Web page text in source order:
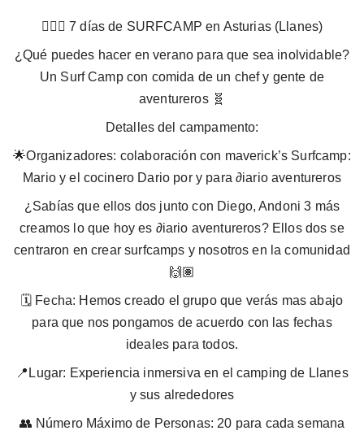
🏄🏽‍♂️ 7 días de SURFCAMP en Asturias (Llanes)
¿Qué puedes hacer en verano para que sea inolvidable?
Un Surf Camp con comida de un chef y gente de
aventureros 🧬
⁠⁠Detalles del campamento:
🌟Organizadores: colaboración con maverick’s Surfcamp:
Mario y el cocinero Dario por y para ∂iario aventureros
¿Sabías que ellos dos junto con Diego, Andoni 3 más
creamos lo que hoy es ∂iario aventureros? Ellos dos se
centraron en crear surfcamps y nosotros en la comunidad
🙌🏽
🗓️ Fecha: Hemos creado el grupo que verás mas abajo
para que nos pongamos de acuerdo con las fechas
ideales para todos.
📍Lugar: Experiencia inmersiva en el camping de Llanes
y sus alrededores
👥 Número Máximo de Personas: 20 para cada semana